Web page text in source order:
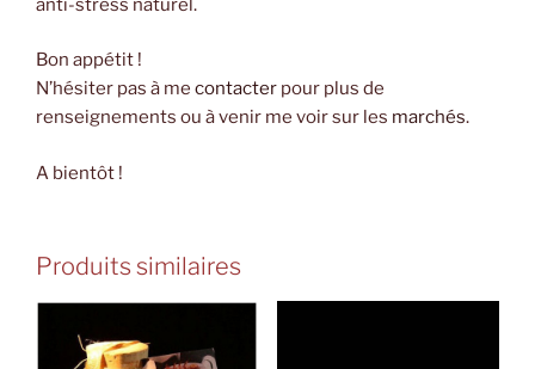
anti-stress naturel.
Bon appétit !
N’hésiter pas à me contacter pour plus de
renseignements ou à venir me voir sur les marchés.
A bientôt !
Produits similaires